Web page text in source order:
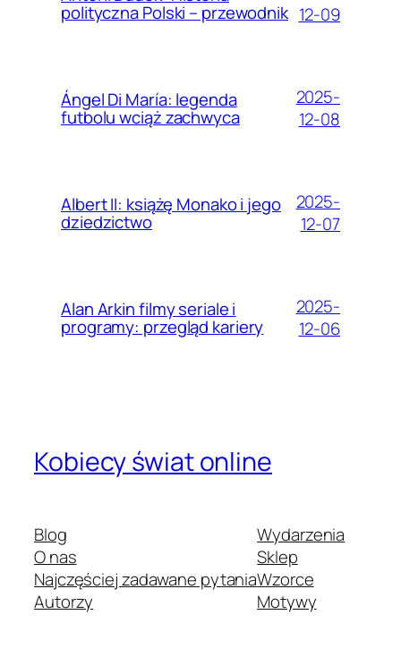
polityczna Polski – przewodnik 12-09
Ángel Di María: legenda
futbolu wciąż zachwyca
2025-
12-08
Albert II: książę Monako i jego
dziedzictwo
2025-
12-07
Alan Arkin filmy seriale i
programy: przegląd kariery
2025-
12-06
Kobiecy świat online
Blog
O nas
Najczęściej zadawane pytania
Autorzy
Wydarzenia
Sklep
Wzorce
Motywy